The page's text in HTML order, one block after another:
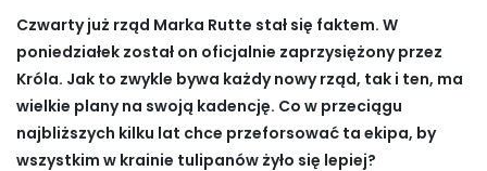
Czwarty już rząd Marka Rutte stał się faktem. W
poniedziałek został on oficjalnie zaprzysiężony przez
Króla. Jak to zwykle bywa każdy nowy rząd, tak i ten, ma
wielkie plany na swoją kadencję. Co w przeciągu
najbliższych kilku lat chce przeforsować ta ekipa, by
wszystkim w krainie tulipanów żyło się lepiej?